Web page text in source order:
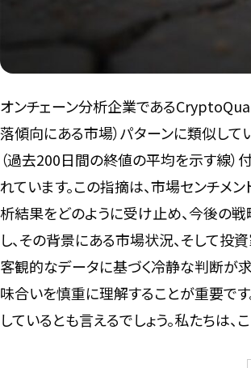
オンチェーン分析企業である
落傾向にある市場）パターンに類似して
（過去200日間の終値の平均を示す線
れています。この指摘は、市場センチメ
析結果をどのように受け止め、今後の
し、その背景にある市場状況、そして投
客観的なデータに基づく冷静な判断が
味合いを慎重に理解することが重要で
しているとも言えるでしょう。私たちは